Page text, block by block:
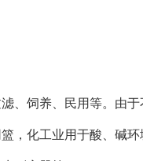
、饲养、民用等。由
，化工业用于酸、碱